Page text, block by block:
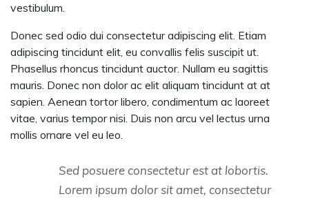
vestibulum.
Donec sed odio dui consectetur adipiscing elit. Etiam
adipiscing tincidunt elit, eu convallis felis suscipit ut.
Phasellus rhoncus tincidunt auctor. Nullam eu sagittis
mauris. Donec non dolor ac elit aliquam tincidunt at at
sapien. Aenean tortor libero, condimentum ac laoreet
vitae, varius tempor nisi. Duis non arcu vel lectus urna
mollis ornare vel eu leo.
Sed posuere consectetur est at lobortis.
Lorem ipsum dolor sit amet, consectetur